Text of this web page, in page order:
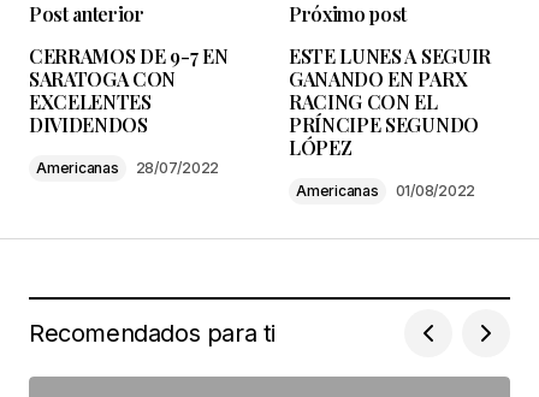
Tu dirección de correo electrónico no será
publicada. Los campos obligatorios están
marcados con
Your Name*
Your E-mail*
Post anterior
CERRAMOS DE 9-7 EN
SARATOGA CON
EXCELENTES
DIVIDENDOS
Americanas 28/07/2022
Próximo post
ESTE LUNES A SEGUIR
GANANDO EN PARX
RACING CON EL
PRÍNCIPE SEGUNDO
LÓPEZ
Americanas 01/08/2022
Recomendados para ti